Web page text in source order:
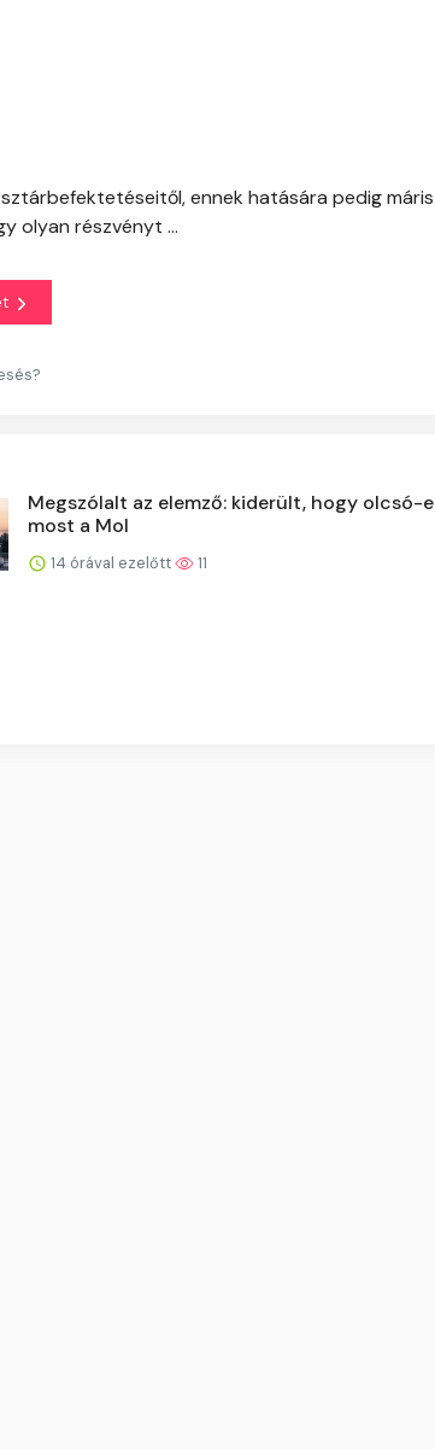
ennek hatására pedig máris
olyan részvényt ...
Megszólalt az elemző: kiderült, hogy olcsó-e
most a Mol
14 órával ezelőtt 11